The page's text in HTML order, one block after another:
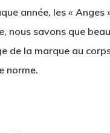
année, les « Anges
, nous savons que
de la marque au
norme.